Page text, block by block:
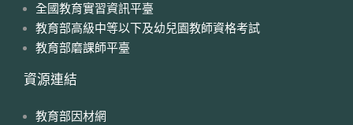
全國教育實習資訊平臺
教育部高級中等以下及幼兒園教師資格考試
教育部磨課師平臺
資源連結
教育部因材網